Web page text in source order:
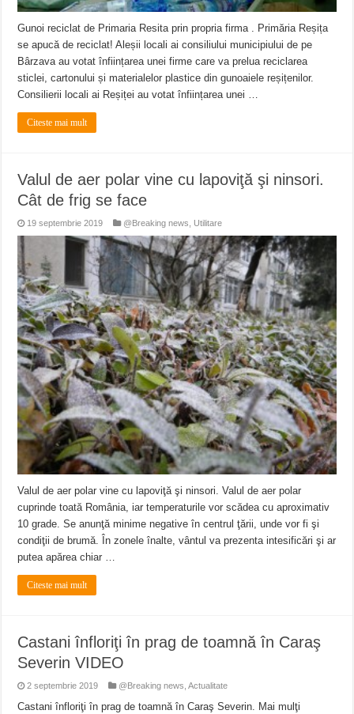
Gunoi reciclat de Primaria Resita prin propria firma . Primăria Reșița
se apucă de reciclat! Aleșii locali ai consiliului municipiului de pe
Bârzava au votat înființarea unei firme care va prelua reciclarea
sticlei, cartonului și materialelor plastice din gunoaiele reșițenilor.
Consilierii locali ai Reșiței au votat înființarea unei …
Citeste mai mult
Valul de aer polar vine cu lapoviţă şi ninsori.
Cât de frig se face
19 septembrie 2019 @Breaking news Utilitare
Valul de aer polar vine cu lapoviţă şi ninsori. Valul de aer polar
cuprinde toată România, iar temperaturile vor scădea cu aproximativ
10 grade. Se anunţă minime negative în centrul ţării, unde vor fi şi
condiţii de brumă. În zonele înalte, vântul va prezenta intesificări şi ar
putea apărea chiar …
Citeste mai mult
Castani înfloriţi în prag de toamnă în Caraş
Severin VIDEO
2 septembrie 2019 @Breaking news,Actualitate
Castani înfloriţi în prag de toamnă în Caraş Severin. Mai mulţi